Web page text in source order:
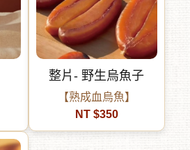
整片- 野生烏魚子
【熟成血烏魚】
NT $350